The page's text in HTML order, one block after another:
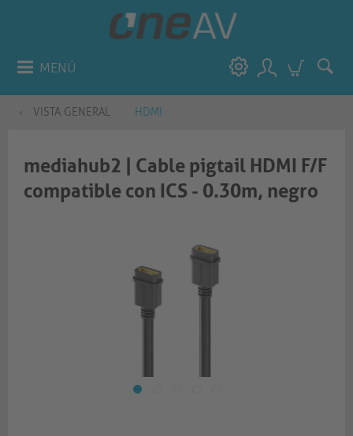
MENÚ
VISTA GENERAL HDMI
mediahub2 | Cable pigtail HDMI F/F
compatible con ICS - 0.30m, negro